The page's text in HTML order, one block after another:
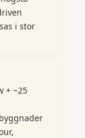
i stor
+ ~25